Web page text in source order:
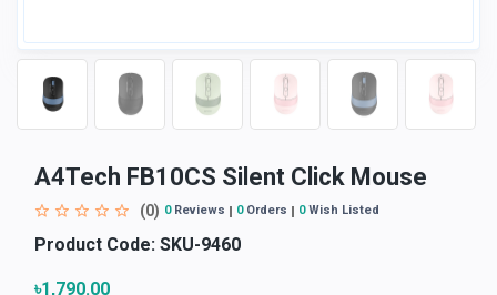
A4Tech FB10CS Silent Click Mouse
(0) 0Reviews 0Orders 0Wish Listed
Product Code: SKU-9460
৳1,790.00